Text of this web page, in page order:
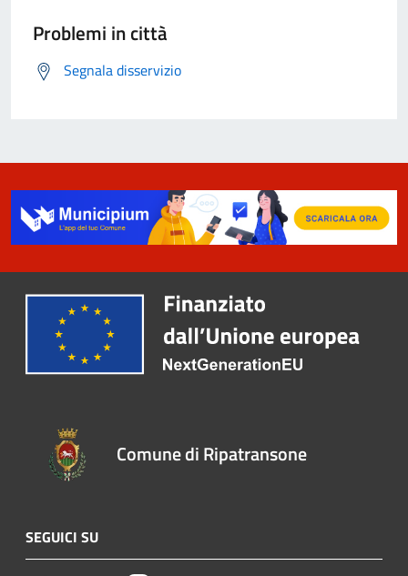
Problemi in città
Segnala disservizio
Comune di Ripatransone
SEGUICI SU